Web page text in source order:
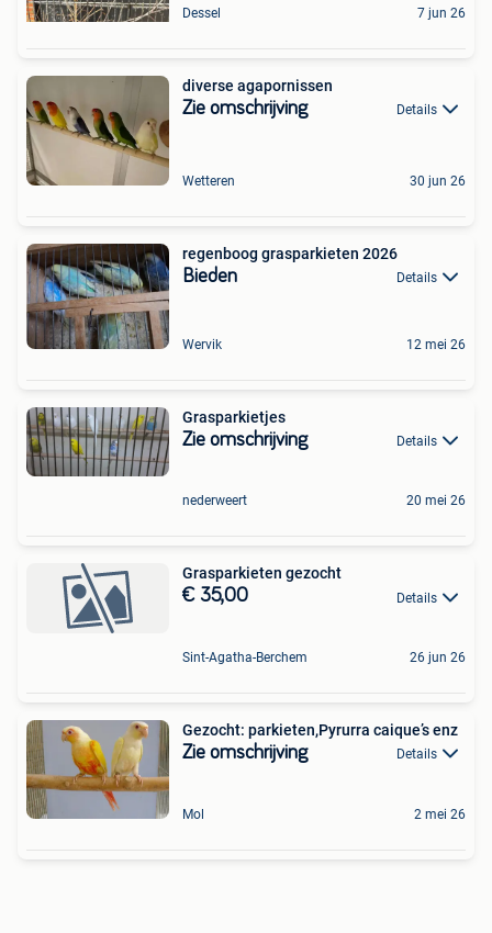
Dessel 7 jun 26
diverse agapornissen
Zie omschrijving Details
Wetteren 30 jun 26
regenboog grasparkieten 2026
Bieden Details
Wervik 12 mei 26
Grasparkietjes
Zie omschrijving Details
nederweert 20 mei 26
Grasparkieten gezocht
€ 35,00 Details
Sint-Agatha-Berchem 26 jun 26
Gezocht: parkieten,Pyrurra caique’s enz
Zie omschrijving Details
Mol 2 mei 26